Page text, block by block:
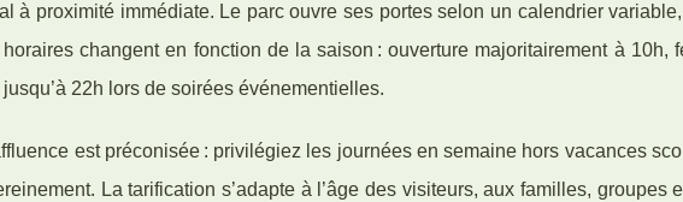
à proximité immédiate. Le parcouvre ses portes selon un calendrier
changent en fonction de la saison : ouverture majoritairement à 10h,
22h lors de soirées événementielles.
est préconisée : privilégiez les journées en semaine hors vacances
La tarification s’adapte à l’âge des visiteurs, aux familles, groupes